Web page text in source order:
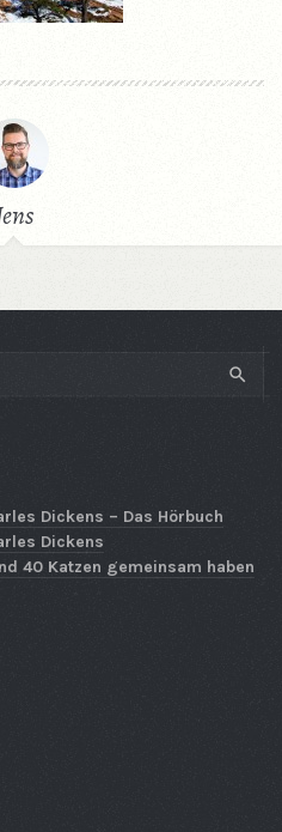
Dickens – Das Hörbuch
Dickens
40 Katzen gemeinsam haben